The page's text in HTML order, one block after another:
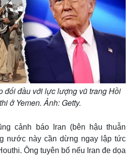
đối đầu với lực lượng vũ trang Hồi
ở Yemen. Ảnh: Getty.
cảnh báo Iran (bên hậu thuẫn
nước này cần dừng ngay lập tức
Ông tuyên bố nếu Iran đe dọa